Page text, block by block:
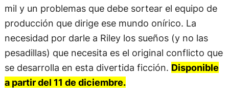
mil y un problemas que debe sortear el equipo de
producción que dirige ese mundo onírico. La
necesidad por darle a Riley los sueños (y no las
pesadillas) que necesita es el original conflicto que
se desarrolla en esta divertida ficción. Disponible
a partir del 11 de diciembre.